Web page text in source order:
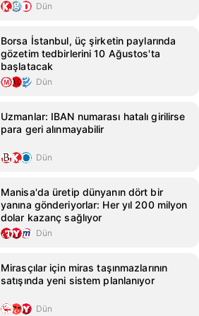
Dün
Borsa İstanbul, üç şirketin paylarında
gözetim tedbirlerini 10 Ağustos'ta
başlatacak
Dün
Uzmanlar: IBAN numarası hatalı girilirse
para geri alınmayabilir
Dün
Manisa'da üretip dünyanın dört bir
yanına gönderiyorlar: Her yıl 200 milyon
dolar kazanç sağlıyor
Dün
Mirasçılar için miras taşınmazlarının
satışında yeni sistem planlanıyor
Dün